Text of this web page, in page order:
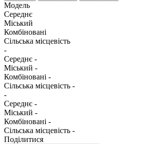
Модель
Середнє
Міський
Комбіновані
Сільська місцевість
-
Середнє -
Міський -
Комбіновані -
Сільська місцевість -
-
Середнє -
Міський -
Комбіновані -
Сільська місцевість -
Поділитися